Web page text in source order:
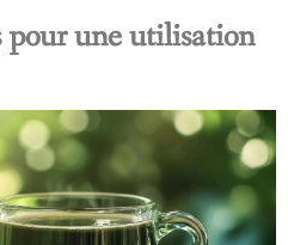
une utilisation